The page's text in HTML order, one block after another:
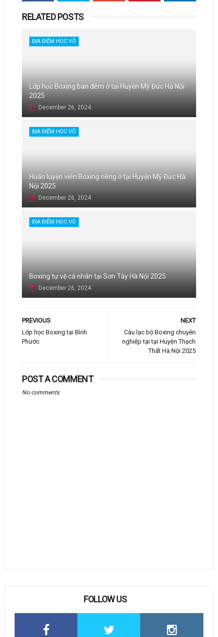
RELATED POSTS
ĐỊA ĐIỂM HỌC VÕ
Lớp học Boxing ban đêm ở tại Huyện Mỹ Đức Hà Nội
2025
December 26, 2024
ĐỊA ĐIỂM HỌC VÕ
Huấn luyện viên Boxing riêng ở tại Huyện Mỹ Đức Hà
Nội 2025
December 26, 2024
ĐỊA ĐIỂM HỌC VÕ
Boxing tự vệ cá nhân tại Sơn Tây Hà Nội 2025
December 26, 2024
NEXT
Câu lạc bộ Boxing chuyên
nghiệp tại tại Huyện Thạch
Thất Hà Nội 2025
PREVIOUS
Lớp học Boxing tại Bình
Phước
POST A COMMENT
No comments
FOLLOW US